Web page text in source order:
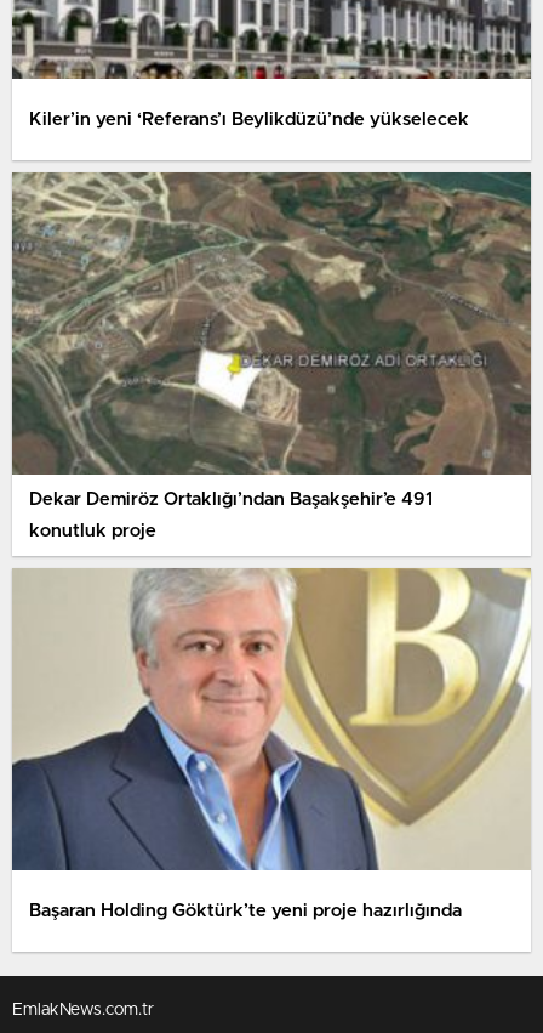
Kiler’in yeni ‘Referans’ı Beylikdüzü’nde yükselecek
Dekar Demiröz Ortaklığı’ndan Başakşehir’e 491
konutluk proje
Başaran Holding Göktürk’te yeni proje hazırlığında
EmlakNews.com.tr